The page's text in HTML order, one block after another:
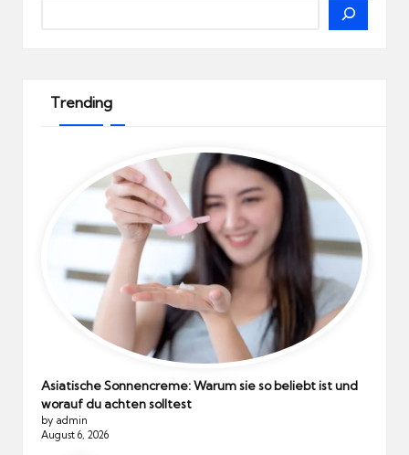
Trending
Asiatische Sonnencreme: Warum sie so beliebt ist und
worauf du achten solltest
by admin
August 6, 2026